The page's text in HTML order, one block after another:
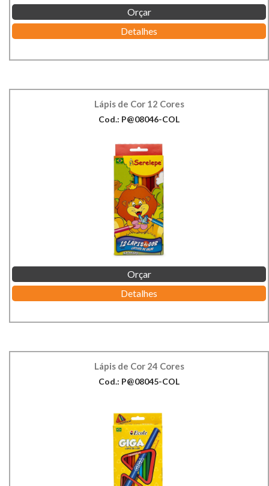
Orçar
Detalhes
Lápis de Cor 12 Cores
Cod.: P@08046-COL
Orçar
Detalhes
Lápis de Cor 24 Cores
Cod.: P@08045-COL